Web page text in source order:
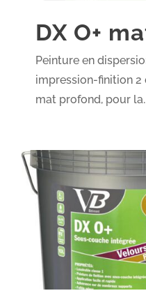
DX O+
Peinture en
impression-finition 2
mat profond, pour